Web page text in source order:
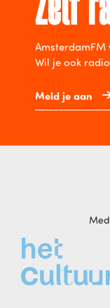
Zelf
Wil je ook
Meld je aan